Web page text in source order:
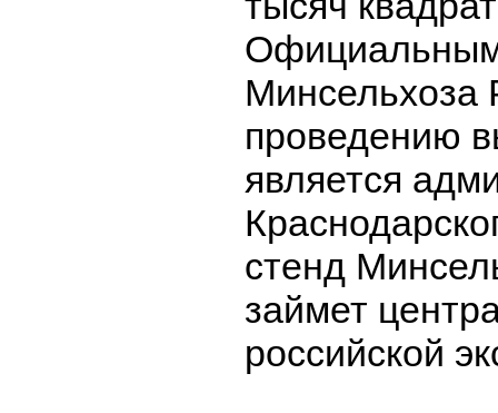
Минсельхоза
проведению
является
стенд
займет
российской